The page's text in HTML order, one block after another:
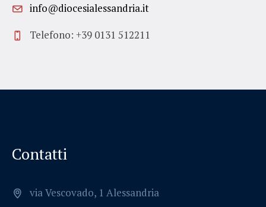
info@diocesialessandria.it
Telefono: +39 0131 512211
Contatti
via Vescovado, 1 Alessandria